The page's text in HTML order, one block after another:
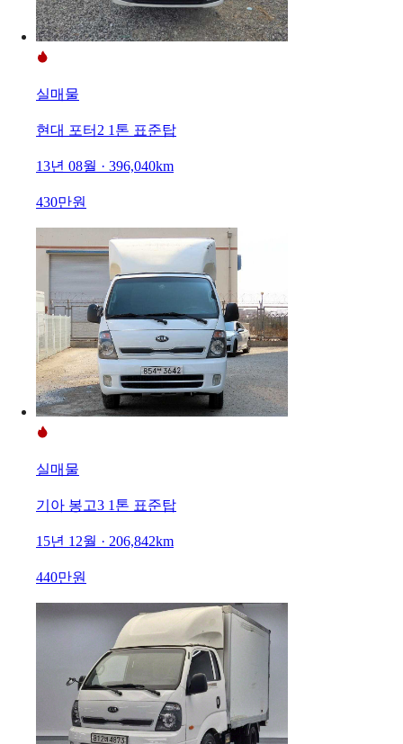
실매물
현대 포터2 1톤 표준탑
13년 08월 · 396,040km
430만원
실매물
기아 봉고3 1톤 표준탑
15년 12월 · 206,842km
440만원